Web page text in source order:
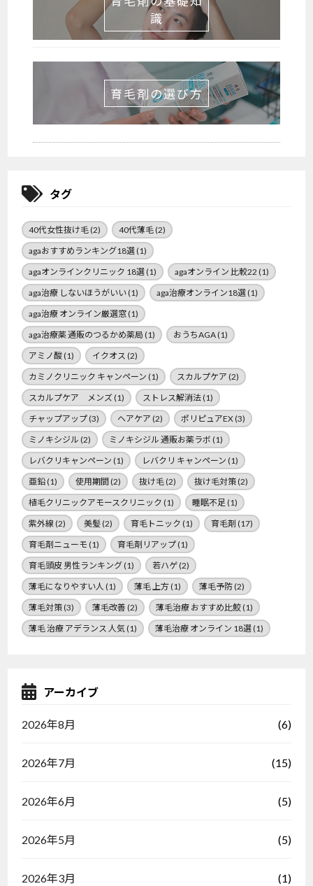
識
育毛剤の選び方
タグ
40代女性抜け毛(2) 40代薄毛(2)
agaおすすめランキング18選(1)
agaオンラインクリニック 18選(1) agaオンライン 比較22 (1)
aga治療 しないほうがいい(1) aga治療オンライン18選(1)
aga治療 オンライン厳選窓(1)
aga治療薬 通販のつるかめ薬局 (1) おうちAGA(1)
アミノ酸(1) イクオス (2)
カミノクリニック キャンペーン (1) スカルプケア (2)
スカルプケア メンズ(1) ストレス解消法(1)
チャップアップ(3) ヘアケア (2) ポリピュアEX(3)
ミノキシジル (2) ミノキシジル 通販お薬ラボ (1)
レバクリキャンペーン (1) レバクリ キャンペーン (1)
亜鉛(1) 使用期間 (2) 抜け毛(2) 抜け毛対策(2)
植毛クリニックアモースクリニック (1) 睡眠不足 (1)
紫外線(2) 美髪(2) 育毛トニック (1) 育毛剤 (17)
育毛剤ニューモ (1) 育毛剤リアップ(1)
育毛頭皮 男性ランキング(1) 若ハゲ(2)
薄毛になりやすい人 (1) 薄毛 上方(1) 薄毛予防(2)
薄毛対策(3) 薄毛改善 (2) 薄毛治療 おすすめ比鮫(1)
薄毛 治療 アデランス 人気(1) 薄毛治療 オンライン 18選(1)
アーカイブ
2026年8月 (6)
2026年7月 (15)
2026年6月 (5)
2026年5月 (5)
2026年3月 (1)